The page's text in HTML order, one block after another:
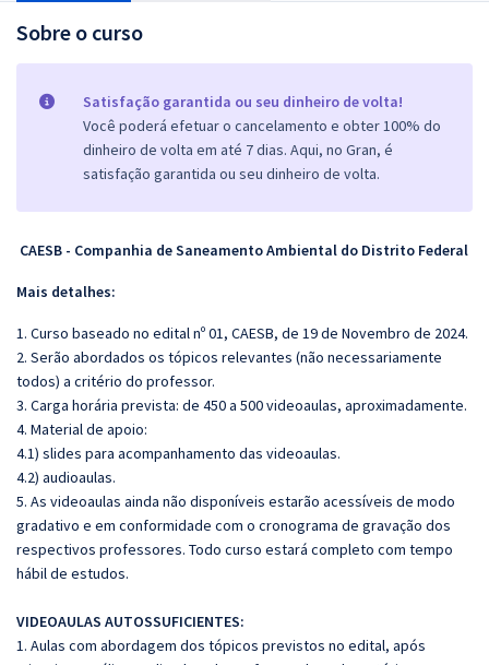
Sobre o curso
Satisfação garantida ou seu dinheiro de volta!
Você poderá efetuar o cancelamento e obter 100% do
dinheiro de volta em até 7 dias. Aqui, no Gran, é
satisfação garantida ou seu dinheiro de volta.
CAESB - Companhia de Saneamento Ambiental do Distrito Federal
Mais detalhes:
1. Curso baseado no edital nº 01, CAESB, de 19 de Novembro de 2024.
2. Serão abordados os tópicos relevantes (não necessariamente
todos) a critério do professor.
3. Carga horária prevista: de 450 a 500 videoaulas, aproximadamente.
4. Material de apoio:
4.1) slides para acompanhamento das videoaulas.
4.2) audioaulas.
5. As videoaulas ainda não disponíveis estarão acessíveis de modo
gradativo e em conformidade com o cronograma de gravação dos
respectivos professores. Todo curso estará completo com tempo
hábil de estudos.
VIDEOAULAS AUTOSSUFICIENTES:
1. Aulas com abordagem dos tópicos previstos no edital, após